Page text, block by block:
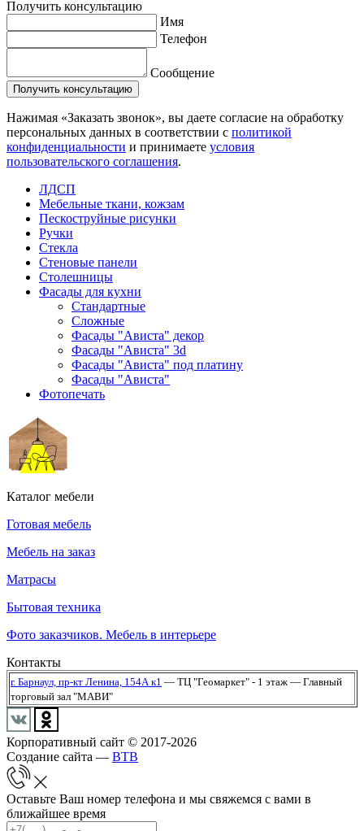
Получить консультацию
Имя
Телефон
Сообщение
Нажимая «Заказать звонок», вы даете согласие на обработку
персональных данных в соответствии с политикой
конфиденциальности и принимаете условия
пользовательского соглашения.
ЛДСП
Мебельные ткани, кожзам
Пескоструйные рисунки
Ручки
Стекла
Стеновые панели
Столешницы
Фасады для кухни
Стандартные
Сложные
Фасады "Ависта" декор
Фасады "Ависта" 3d
Фасады "Ависта" под платину
Фасады "Ависта"
Фотопечать
Каталог мебели
Готовая мебель
Мебель на заказ
Матрасы
Бытовая техника
Фото заказчиков. Мебель в интерьере
Контакты
г. Барнаул, пр-кт Ленина, 154А к1 — ТЦ "Геомаркет" - 1 этаж — Главный
торговый зал "МАВИ"
Корпоративный сайт © 2017-2026
Создание сайта — BTB
Оставьте Ваш номер телефона и мы свяжемся с вами в
ближайшее время